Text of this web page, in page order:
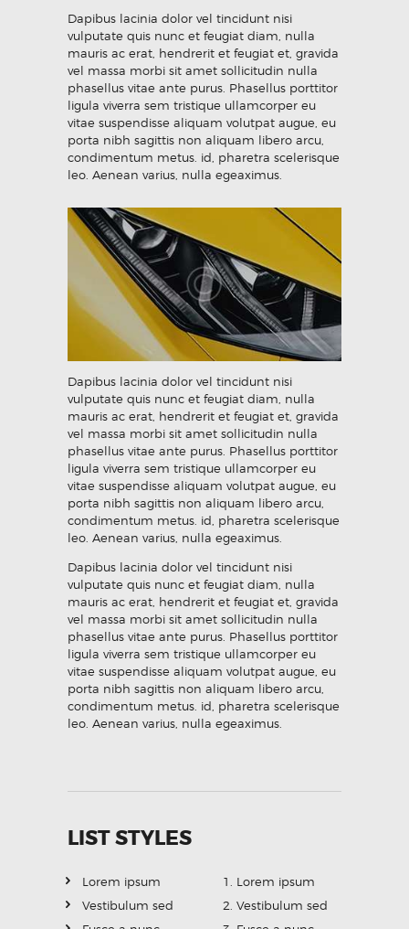
Dapibus lacinia dolor vel tincidunt nisi
vulputate quis nunc et feugiat diam, nulla
mauris ac erat, hendrerit et feugiat et, gravida
vel massa morbi sit amet sollicitudin nulla
phasellus vitae ante purus. Phasellus porttitor
ligula viverra sem tristique ullamcorper eu
vitae suspendisse aliquam volutpat augue, eu
porta nibh sagittis non aliquam libero arcu,
condimentum metus. id, pharetra scelerisque
leo. Aenean varius, nulla egeaximus.
Dapibus lacinia dolor vel tincidunt nisi
vulputate quis nunc et feugiat diam, nulla
mauris ac erat, hendrerit et feugiat et, gravida
vel massa morbi sit amet sollicitudin nulla
phasellus vitae ante purus. Phasellus porttitor
ligula viverra sem tristique ullamcorper eu
vitae suspendisse aliquam volutpat augue, eu
porta nibh sagittis non aliquam libero arcu,
condimentum metus. id, pharetra scelerisque
leo. Aenean varius, nulla egeaximus.
Dapibus lacinia dolor vel tincidunt nisi
vulputate quis nunc et feugiat diam, nulla
mauris ac erat, hendrerit et feugiat et, gravida
vel massa morbi sit amet sollicitudin nulla
phasellus vitae ante purus. Phasellus porttitor
ligula viverra sem tristique ullamcorper eu
vitae suspendisse aliquam volutpat augue, eu
porta nibh sagittis non aliquam libero arcu,
condimentum metus. id, pharetra scelerisque
leo. Aenean varius, nulla egeaximus.
LIST STYLES
Lorem ipsum
Vestibulum sed
Lorem ipsum
Vestibulum sed